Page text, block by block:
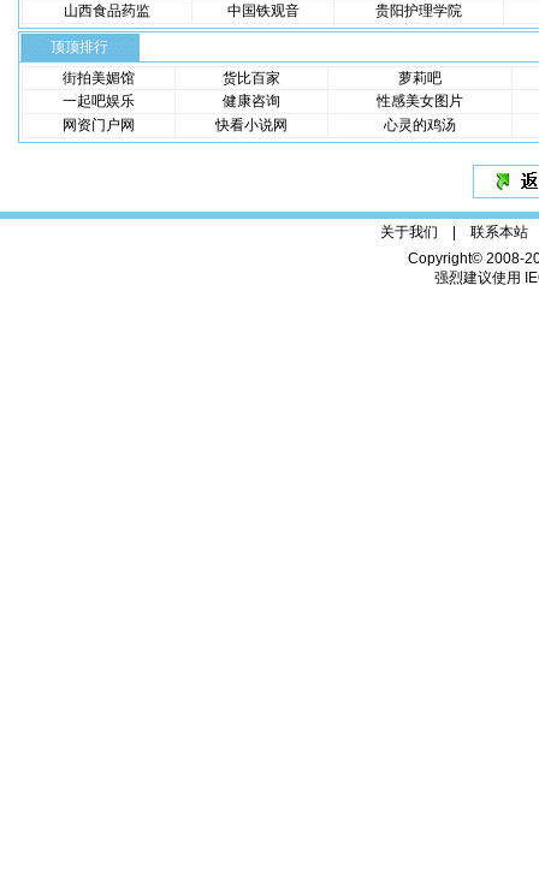
山西食品药监
中国铁观音 贵阳护理学院
顶顶排行
街拍美媚馆
货比百家
萝莉吧
一起吧娱乐
健康咨询
性感美女图片
网资门户网
快看小说网 心灵的鸡汤
关于我们 | 联系本站
Copyright© 2008-
强烈建议使用